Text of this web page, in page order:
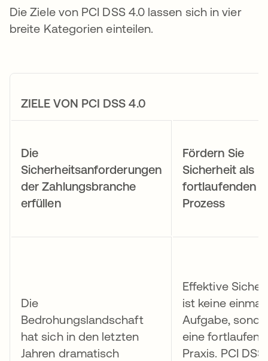
Die Ziele von PCI DSS 4.0 lassen sich in vier
breite Kategorien einteilen.
ZIELE VON PCI DSS 4.0
Die
Sicherheitsanforderungen
der Zahlungsbranche
erfüllen
Fördern Sie
Sicherheit als
fortlaufenden
Prozess
Die
Bedrohungslandschaft
hat sich in den letzten
Jahren dramatisch
Effektive
ist keine
Aufgabe,
eine
Praxis. PCI